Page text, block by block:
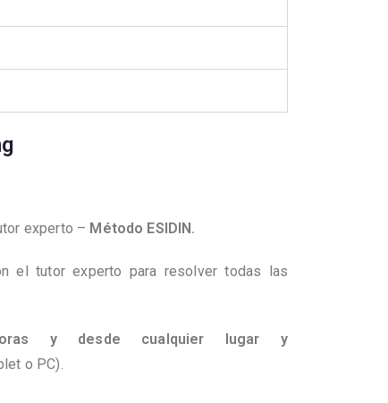
experto – Método ESIDIN.
el tutor experto para resolver todas las
y desde cualquier lugar y
o PC).